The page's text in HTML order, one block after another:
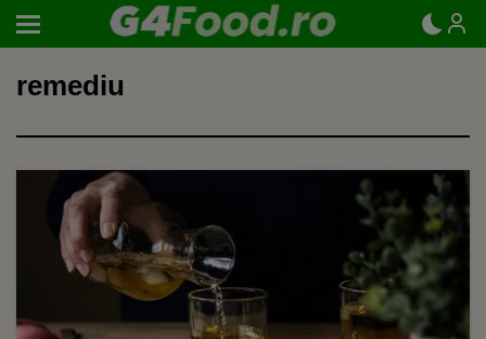
remediu